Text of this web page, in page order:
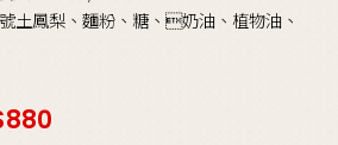
土鳳梨、麵粉、糖、奶油、植物油、
880